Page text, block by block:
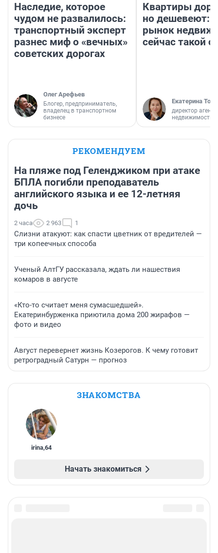
Наследие, которое
чудом не развалилось:
транспортный эксперт
разнес миф о «вечных»
советских дорогах
Олег Арефьев
Блогер, предприниматель,
владелец в транспортном
бизнесе
Квартиры
но дешевеют:
рынок
сейчас такой
Екатерина
директор
недвижимости
РЕКОМЕНДУЕМ
На пляже под Геленджиком при атаке
БПЛА погибли преподаватель
английского языка и ее 12-летняя
дочь
2 часа 2 963 1
Слизни атакуют: как спасти цветник от вредителей —
три копеечных способа
Ученый АлтГУ рассказала, ждать ли нашествия
комаров в августе
«Кто-то считает меня сумасшедшей».
Екатеринбурженка приютила дома 200 жирафов —
фото и видео
Август перевернет жизнь Козерогов. К чему готовит
ретроградный Сатурн — прогноз
ЗНАКОМСТВА
irina,64
Начать знакомиться